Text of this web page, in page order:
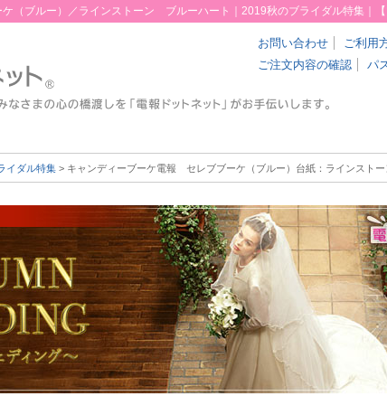
（ブルー）／ラインストーン ブルーハート｜2019秋のブライダル特集｜【
お問い合わせ ご利用
ご注文内容の確認
パ
イダル特集 > キャンディーブーケ電報 セレブブーケ（ブルー） 台紙：ラインスト